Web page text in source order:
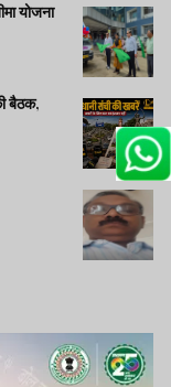
योजना
बैठक,